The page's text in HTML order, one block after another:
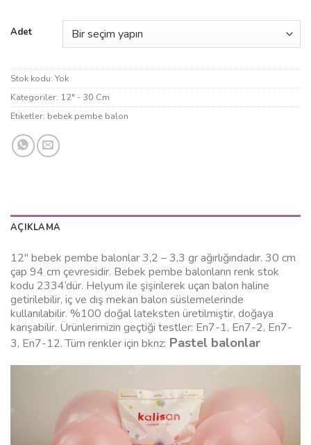
Adet
Stok kodu: Yok
Kategoriler: 12" - 30 Cm
Etiketler: bebek pembe balon
AÇIKLAMA
12″ bebek pembe balonlar 3,2 – 3,3 gr ağırlığındadır. 30 cm
çap 94 cm çevresidir. Bebek pembe balonların renk stok
kodu 2334’dür. Helyum ile şişirilerek uçan balon haline
getirilebilir, iç ve dış mekan balon süslemelerinde
kullanılabilir. %100 doğal lateksten üretilmiştir, doğaya
karışabilir. Ürünlerimizin geçtiği testler: En7-1, En7-2, En7-
3, En7-12. Tüm renkler için bknz: Pastel balonlar